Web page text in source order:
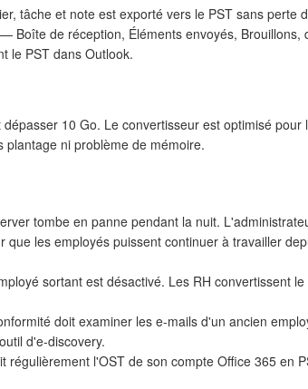
tâche et note est exporté vers le PST sans perte
Boîte de réception, Éléments envoyés, Brouillons,
le PST dans Outlook.
10 Go. Le convertisseur est optimisé pour
ni problème de mémoire.
tombe en panne pendant la nuit.
les employés puissent continuer à travailler
sortant est désactivé. Les RH convertissent
doit examiner les e-mails d'un ancien
d'e-discovery.
l'OST de son compte Office 365 en